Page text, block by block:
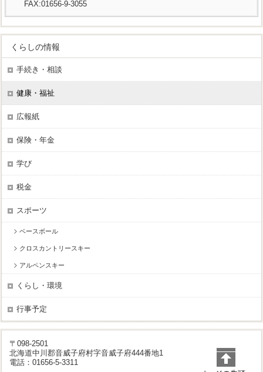
FAX:01656-9-3055
くらしの情報
手続き・相談
健康・福祉
広報紙
保険・年金
学び
税金
スポーツ
ベースボール
クロスカントリースキー
アルペンスキー
くらし・環境
行事予定
〒098-2501
北海道中川郡音威子府村字音威子府444番地1
電話：01656-5-3311